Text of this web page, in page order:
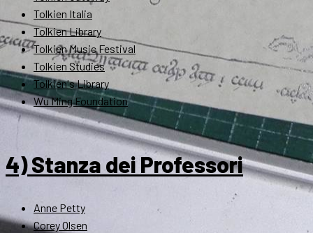
Tolkien Italia
Tolkien Library
Tolkien Music Festival
Tolkien Studies
Tolkien's Library
Wu Ming Foundation
4) Stanza dei Professori
Anne Petty
Corey Olsen